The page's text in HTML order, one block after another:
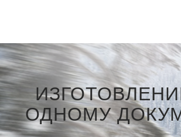
ОДНОМУ